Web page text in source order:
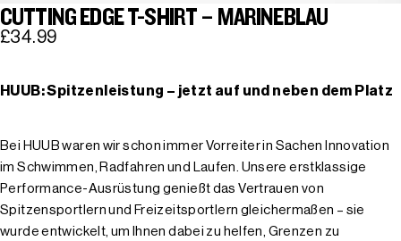
CUTTING EDGE T-SHIRT – MARINEBLAU
£34.99
HUUB: Spitzenleistung – jetzt auf und neben dem Platz
Bei HUUB waren wir schon immer Vorreiter in Sachen Innovation
im Schwimmen, Radfahren und Laufen. Unsere erstklassige
Performance-Ausrüstung genießt das Vertrauen von
Spitzensportlern und Freizeitsportlern gleichermaßen – sie
wurde entwickelt, um Ihnen dabei zu helfen, Grenzen zu